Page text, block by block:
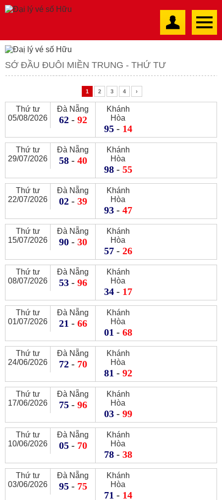
SỚ ĐẦU ĐUÔI MIỀN TRUNG - THỨ TƯ
1 2 3 4 ›
Thứ tư
05/08/2026
Đà Nẵng
62- 92
Khánh
Hòa
95- 14
Thứ tư
29/07/2026
Đà Nẵng
58- 40
Khánh
Hòa
98- 55
Thứ tư
22/07/2026
Đà Nẵng
02- 39
Khánh
Hòa
93- 47
Thứ tư
15/07/2026
Đà Nẵng
90- 30
Khánh
Hòa
57- 26
Thứ tư
08/07/2026
Đà Nẵng
53- 96
Khánh
Hòa
34- 17
Thứ tư
01/07/2026
Đà Nẵng
21 - 66
Khánh
Hòa
01 - 68
Thứ tư
24/06/2026
Đà Nẵng
72- 70
Khánh
Hòa
81 - 92
Thứ tư
17/06/2026
Đà Nẵng
75- 96
Khánh
Hòa
03- 99
Thứ tư
10/06/2026
Đà Nẵng
05- 70
Khánh
Hòa
78- 38
Thứ tư
03/06/2026
Đà Nẵng
95- 75
Khánh
Hòa
71 - 14